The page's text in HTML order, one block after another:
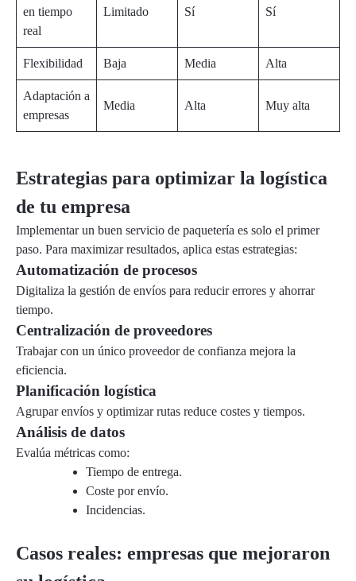
en tiempo
real
Limitado Sí Sí
Flexibilidad Baja Media Alta
Adaptación a
empresas
Media Alta Muy alta
Estrategias para optimizar la logística
de tu empresa
Implementar un buen servicio de paquetería es solo el primer
paso. Para maximizar resultados, aplica estas estrategias:
Automatización de procesos
Digitaliza la gestión de envíos para reducir errores y ahorrar
tiempo.
Centralización de proveedores
Trabajar con un único proveedor de confianza mejora la
eficiencia.
Planificación logística
Agrupar envíos y optimizar rutas reduce costes y tiempos.
Análisis de datos
Evalúa métricas como:
Tiempo de entrega.
Coste por envío.
Incidencias.
Casos reales: empresas que mejoraron